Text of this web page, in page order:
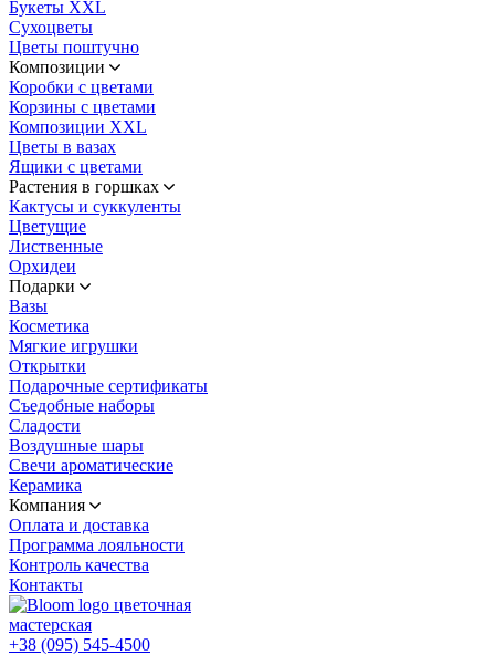
Букеты XXL
Сухоцветы
Цветы поштучно
Композиции
Коробки с цветами
Корзины с цветами
Композиции XXL
Цветы в вазах
Ящики с цветами
Растения в горшках
Кактусы и суккуленты
Цветущие
Лиственные
Орхидеи
Подарки
Вазы
Косметика
Мягкие игрушки
Открытки
Подарочные сертификаты
Съедобные наборы
Сладости
Воздушные шары
Свечи ароматические
Керамика
Компания
Оплата и доставка
Программа лояльности
Контроль качества
Контакты
цветочная
мастерская
+38 (095) 545-4500